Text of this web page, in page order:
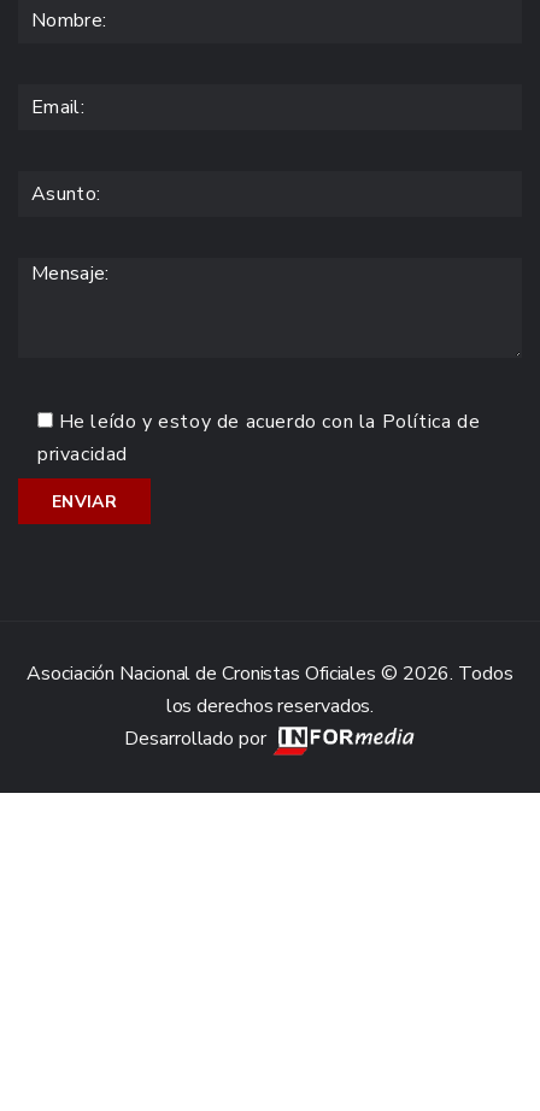
He leído y estoy de acuerdo con la Política de
privacidad
Asociación Nacional de Cronistas Oficiales © 2026. Todos
los derechos reservados.
Desarrollado por